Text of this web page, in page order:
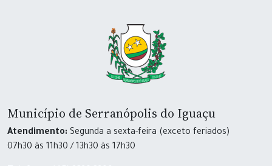
Município de Serranópolis do Iguaçu
Atendimento: Segunda a sexta-feira (exceto feriados)
07h30 às 11h30 / 13h30 às 17h30